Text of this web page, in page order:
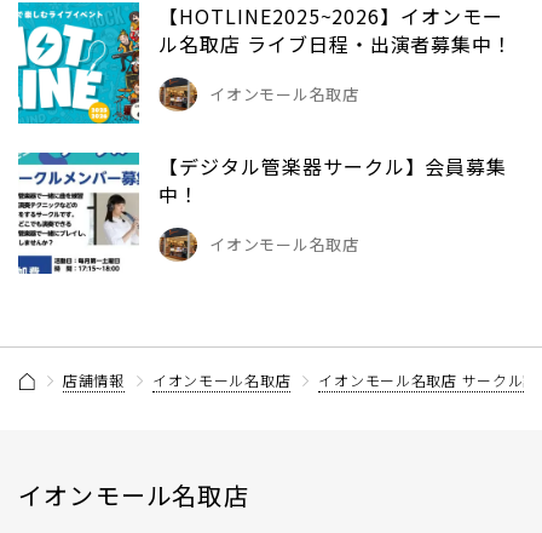
【HOTLINE2025~2026】イオンモー
ル名取店 ライブ日程・出演者募集中！
イオンモール名取店
【デジタル管楽器サークル】会員募集
中！
イオンモール名取店
店舗情報 イオンモール名取店 イオンモール名取店 サークル
イオンモール名取店